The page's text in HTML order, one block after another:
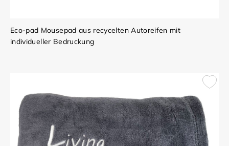
Eco-pad Mousepad aus recycelten Autoreifen mit
individueller Bedruckung